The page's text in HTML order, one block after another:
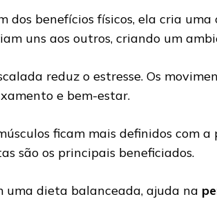
dos benefícios físicos, ela cria
uns aos outros, criando um
reduz o estresse. Os
e bem-estar.
ficam mais definidos com
são os principais beneficiados.
uma dieta balanceada, ajuda na